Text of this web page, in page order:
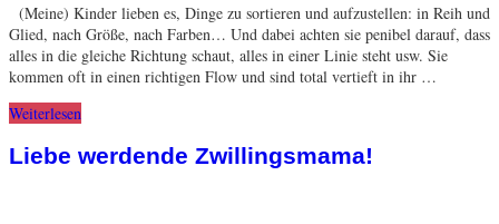
(Meine) Kinder lieben es, Dinge zu sortieren und aufzustellen: in Reih und
Glied, nach Größe, nach Farben… Und dabei achten sie penibel darauf, dass
alles in die gleiche Richtung schaut, alles in einer Linie steht usw. Sie
kommen oft in einen richtigen Flow und sind total vertieft in ihr …
Weiterlesen
Liebe werdende Zwillingsmama!